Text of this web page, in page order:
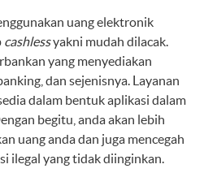
uang elektronik
cashlessyakni mudah dilacak.
yang menyediakan
dan sejenisnya. Layanan
dalam bentuk aplikasi dalam
begitu, anda akan lebih
uang anda dan juga mencegah
ilegal yang tidak diinginkan.